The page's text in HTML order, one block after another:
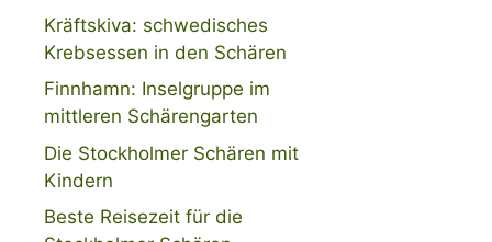
Kräftskiva: schwedisches
Krebsessen in den Schären
Finnhamn: Inselgruppe im
mittleren Schärengarten
Die Stockholmer Schären mit
Kindern
Beste Reisezeit für die